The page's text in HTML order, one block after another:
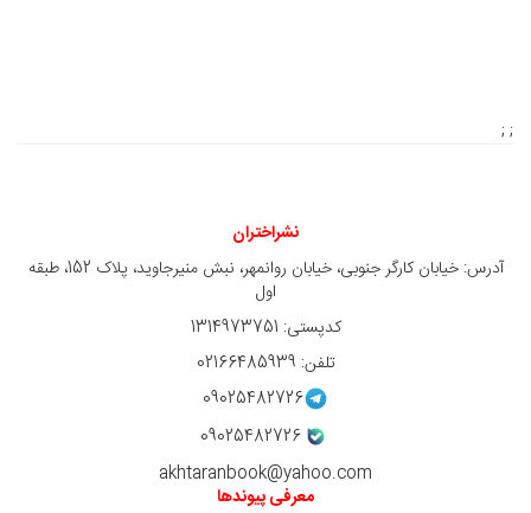
; ;
نشراختران
آدرس: خیابان کارگر جنوبی، خیابان روانمهر، نبش منیرجاوید، پلاک 152، طبقه
اول
کدپستی: 1314973751
تلفن: 02166485939
09025482726
09025482726
akhtaranbook@yahoo.com
معرفی پیوندها